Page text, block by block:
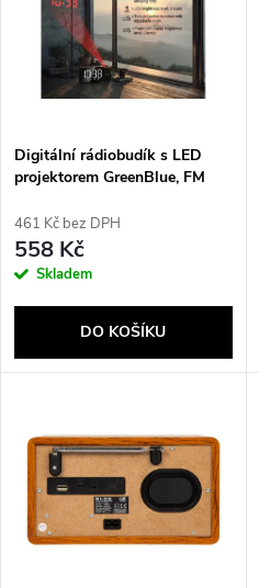
p
r
o
u
k
ů
s
p
r
o
d
k
t
Digitální rádiobudík s LED
projektorem GreenBlue, FM
formát, napájení USB 5V DC +
CR2032, GB172
461 Kč bez DPH
558 Kč
Skladem
DO KOŠÍKU